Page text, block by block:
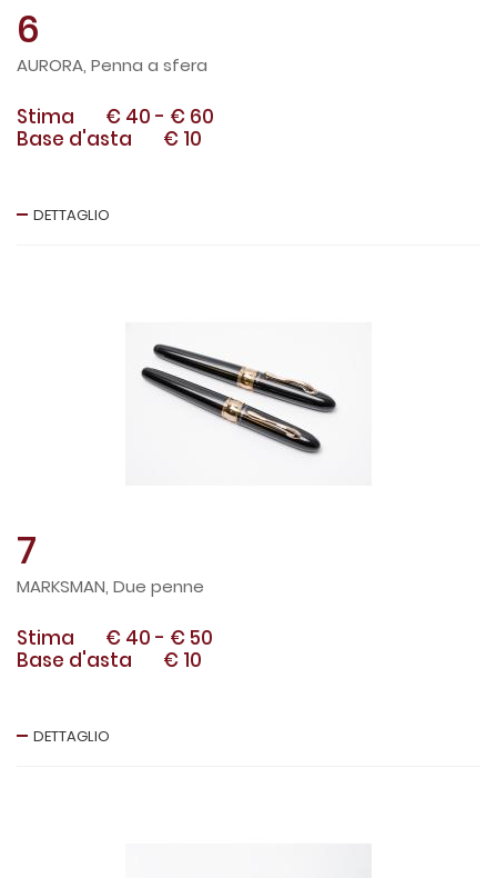
6
AURORA, Penna a sfera
Stima € 40 - € 60
Base d'asta
€ 10
DETTAGLIO
7
MARKSMAN, Due penne
Stima € 40 - € 50
Base d'asta
€ 10
DETTAGLIO